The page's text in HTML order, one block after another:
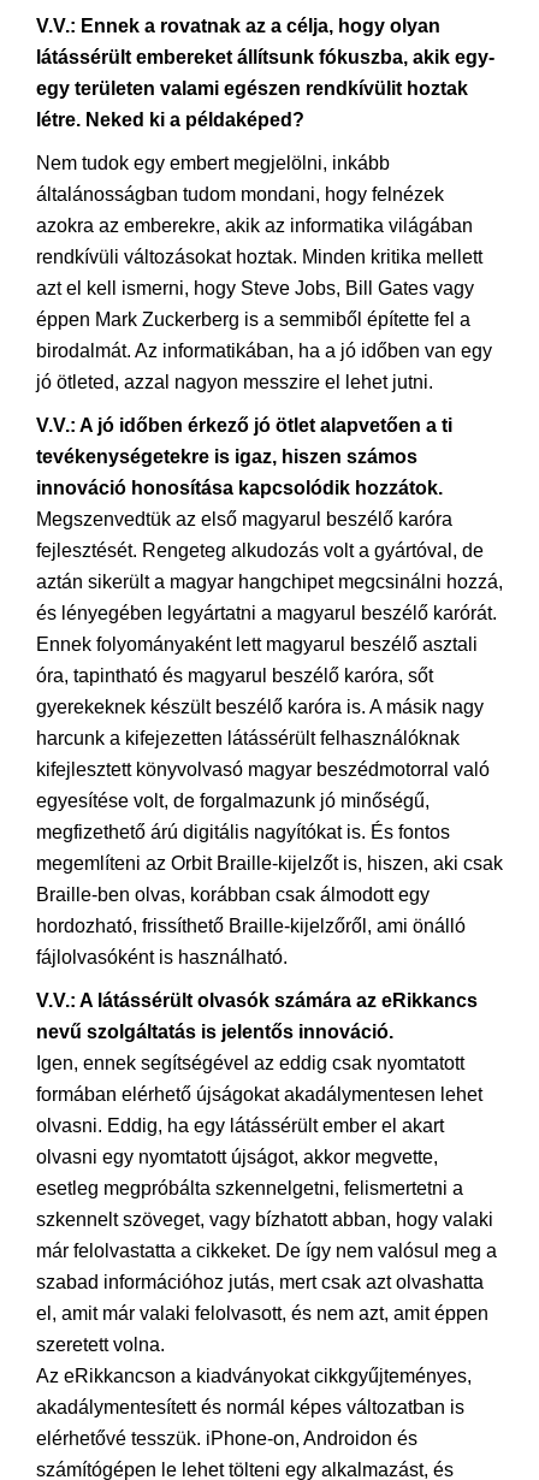
V.V.: Ennek a rovatnak az a célja, hogy olyan
látássérült embereket állítsunk fókuszba, akik egy-
egy területen valami egészen rendkívülit hoztak
létre. Neked ki a példaképed?
Nem tudok egy embert megjelölni, inkább
általánosságban tudom mondani, hogy felnézek
azokra az emberekre, akik az informatika világában
rendkívüli változásokat hoztak. Minden kritika mellett
azt el kell ismerni, hogy Steve Jobs, Bill Gates vagy
éppen Mark Zuckerberg is a semmiből építette fel a
birodalmát. Az informatikában, ha a jó időben van egy
jó ötleted, azzal nagyon messzire el lehet jutni.
V.V.: A jó időben érkező jó ötlet alapvetően a ti
tevékenységetekre is igaz, hiszen számos
innováció honosítása kapcsolódik hozzátok.
Megszenvedtük az első magyarul beszélő karóra
fejlesztését. Rengeteg alkudozás volt a gyártóval, de
aztán sikerült a magyar hangchipet megcsinálni hozzá,
és lényegében legyártatni a magyarul beszélő karórát.
Ennek folyományaként lett magyarul beszélő asztali
óra, tapintható és magyarul beszélő karóra, sőt
gyerekeknek készült beszélő karóra is. A másik nagy
harcunk a kifejezetten látássérült felhasználóknak
kifejlesztett könyvolvasó magyar beszédmotorral való
egyesítése volt, de forgalmazunk jó minőségű,
megfizethető árú digitális nagyítókat is. És fontos
megemlíteni az Orbit Braille-kijelzőt is, hiszen, aki csak
Braille-ben olvas, korábban csak álmodott egy
hordozható, frissíthető Braille-kijelzőről, ami önálló
fájlolvasóként is használható.
V.V.: A látássérült olvasók számára az eRikkancs
nevű szolgáltatás is jelentős innováció.
Igen, ennek segítségével az eddig csak nyomtatott
formában elérhető újságokat akadálymentesen lehet
olvasni. Eddig, ha egy látássérült ember el akart
olvasni egy nyomtatott újságot, akkor megvette,
esetleg megpróbálta szkennelgetni, felismertetni a
szkennelt szöveget, vagy bízhatott abban, hogy valaki
már felolvastatta a cikkeket. De így nem valósul meg a
szabad információhoz jutás, mert csak azt olvashatta
el, amit már valaki felolvasott, és nem azt, amit éppen
szeretett volna.
Az eRikkancson a kiadványokat cikkgyűjteményes,
akadálymentesített és normál képes változatban is
elérhetővé tesszük. iPhone-on, Androidon és
számítógépen le lehet tölteni egy alkalmazást, és